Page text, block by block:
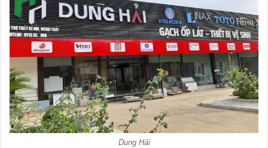
Dung Hải